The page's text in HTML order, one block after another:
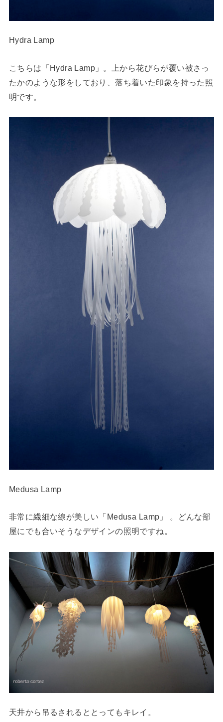
Hydra Lamp
こちらは「Hydra Lamp」。上から花びらが覆い被さっ
たかのような形をしており、落ち着いた印象を持った照
明です。
Medusa Lamp
非常に繊細な線が美しい「Medusa Lamp」 。どんな部
屋にでも合いそうなデザインの照明ですね。
天井から吊るされるととってもキレイ。